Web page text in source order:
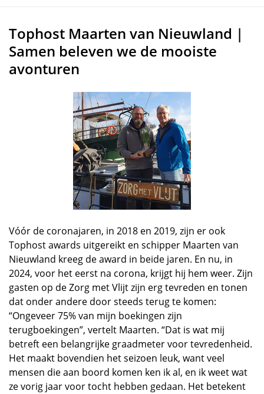
Tophost Maarten van Nieuwland |
Samen beleven we de mooiste
avonturen
Vóór de coronajaren, in 2018 en 2019, zijn er ook
Tophost awards uitgereikt en schipper Maarten van
Nieuwland kreeg de award in beide jaren. En nu, in
2024, voor het eerst na corona, krijgt hij hem weer. Zijn
gasten op de Zorg met Vlijt zijn erg tevreden en tonen
dat onder andere door steeds terug te komen:
“Ongeveer 75% van mijn boekingen zijn
terugboekingen”, vertelt Maarten. “Dat is wat mij
betreft een belangrijke graadmeter voor tevredenheid.
Het maakt bovendien het seizoen leuk, want veel
mensen die aan boord komen ken ik al, en ik weet wat
ze vorig jaar voor tocht hebben gedaan. Het betekent